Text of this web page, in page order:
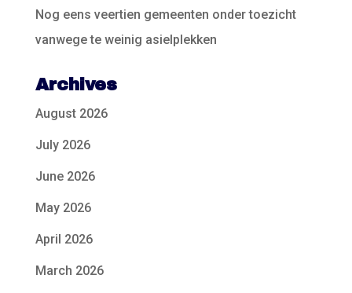
Nog eens veertien gemeenten onder toezicht
vanwege te weinig asielplekken
Archives
August 2026
July 2026
June 2026
May 2026
April 2026
March 2026